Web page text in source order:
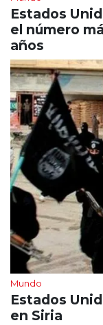
Estados
el número
años
Mundo
Estados
en Siria